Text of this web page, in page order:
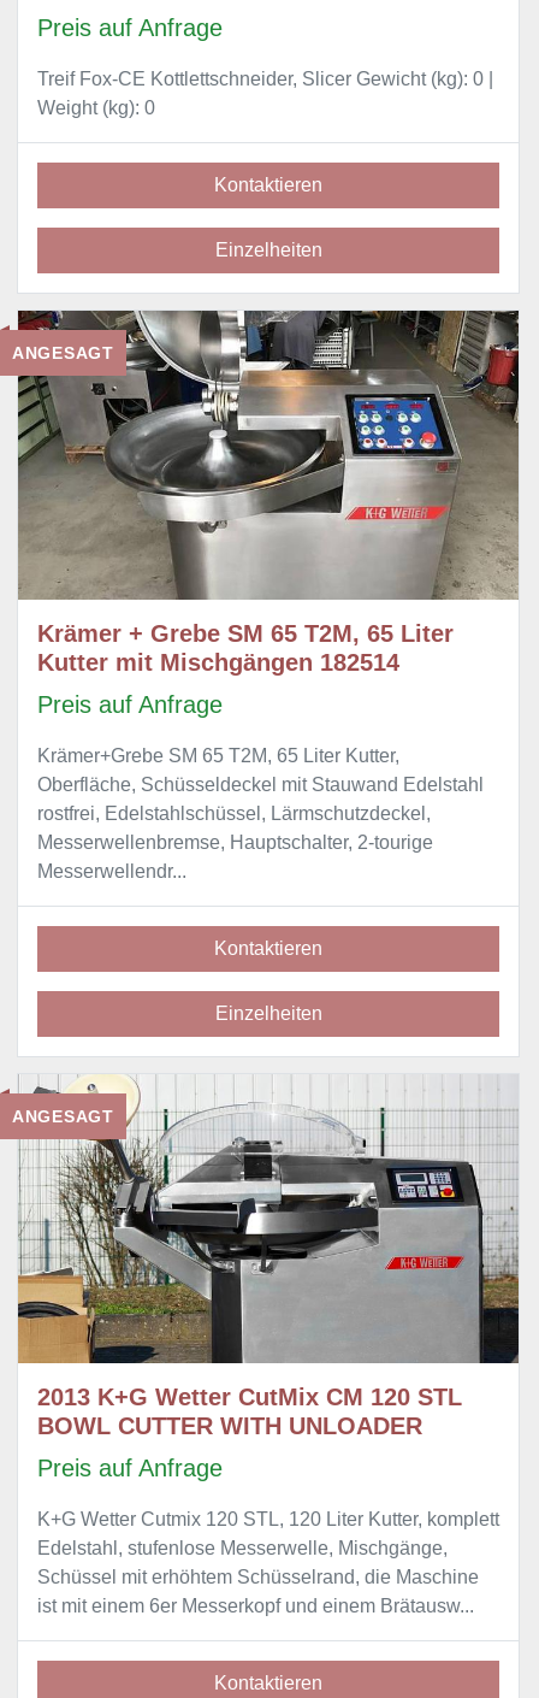
Preis auf Anfrage
Treif Fox-CE Kottlettschneider, Slicer Gewicht (kg): 0 |
Weight (kg): 0
Kontaktieren
Einzelheiten
ANGESAGT
Krämer + Grebe SM 65 T2M, 65 Liter
Kutter mit Mischgängen 182514
Preis auf Anfrage
Krämer+Grebe SM 65 T2M, 65 Liter Kutter,
Oberfläche, Schüsseldeckel mit Stauwand Edelstahl
rostfrei, Edelstahlschüssel, Lärmschutzdeckel,
Messerwellenbremse, Hauptschalter, 2-tourige
Messerwellendr...
Kontaktieren
Einzelheiten
ANGESAGT
2013 K+G Wetter CutMix CM 120 STL
BOWL CUTTER WITH UNLOADER
Preis auf Anfrage
K+G Wetter Cutmix 120 STL, 120 Liter Kutter, komplett
Edelstahl, stufenlose Messerwelle, Mischgänge,
Schüssel mit erhöhtem Schüsselrand, die Maschine
ist mit einem 6er Messerkopf und einem Brätausw...
Kontaktieren